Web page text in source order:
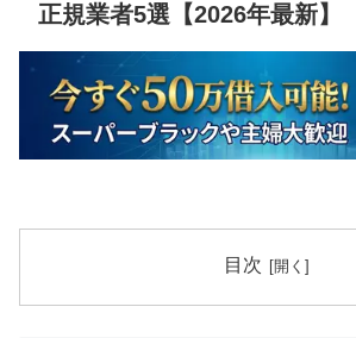
正規業者5選【2026年最新】
目次